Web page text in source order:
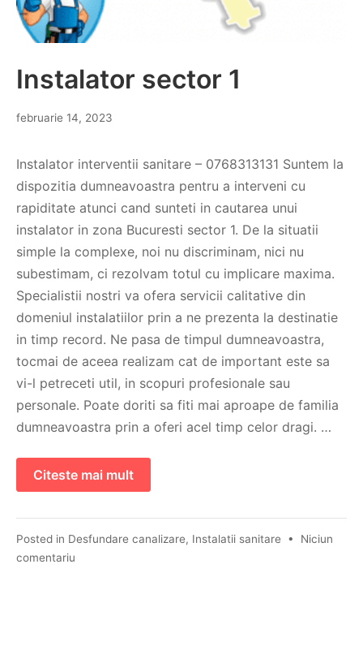
Instalator sector 1
februarie 14, 2023
Instalator interventii sanitare – 0768313131 Suntem la
dispozitia dumneavoastra pentru a interveni cu
rapiditate atunci cand sunteti in cautarea unui
instalator in zona Bucuresti sector 1. De la situatii
simple la complexe, noi nu discriminam, nici nu
subestimam, ci rezolvam totul cu implicare maxima.
Specialistii nostri va ofera servicii calitative din
domeniul instalatiilor prin a ne prezenta la destinatie
in timp record. Ne pasa de timpul dumneavoastra,
tocmai de aceea realizam cat de important este sa
vi-l petreceti util, in scopuri profesionale sau
personale. Poate doriti sa fiti mai aproape de familia
dumneavoastra prin a oferi acel timp celor dragi. …
Citeste mai mult
Posted in Desfundare canalizare, Instalatii sanitare • Niciun
comentariu